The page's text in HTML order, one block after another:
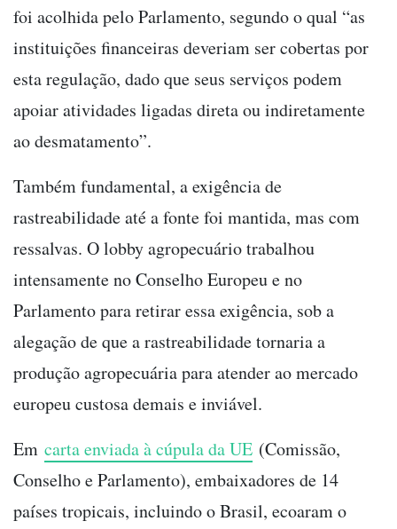
foi acolhida pelo Parlamento, segundo o qual “as
instituições financeiras deveriam ser cobertas por
esta regulação, dado que seus serviços podem
apoiar atividades ligadas direta ou indiretamente
ao desmatamento”.
Também fundamental, a exigência de
rastreabilidade até a fonte foi mantida, mas com
ressalvas. O lobby agropecuário trabalhou
intensamente no Conselho Europeu e no
Parlamento para retirar essa exigência, sob a
alegação de que a rastreabilidade tornaria a
produção agropecuária para atender ao mercado
europeu custosa demais e inviável.
Em carta enviada à cúpula da UE (Comissão,
Conselho e Parlamento), embaixadores de 14
países tropicais, incluindo o Brasil, ecoaram o